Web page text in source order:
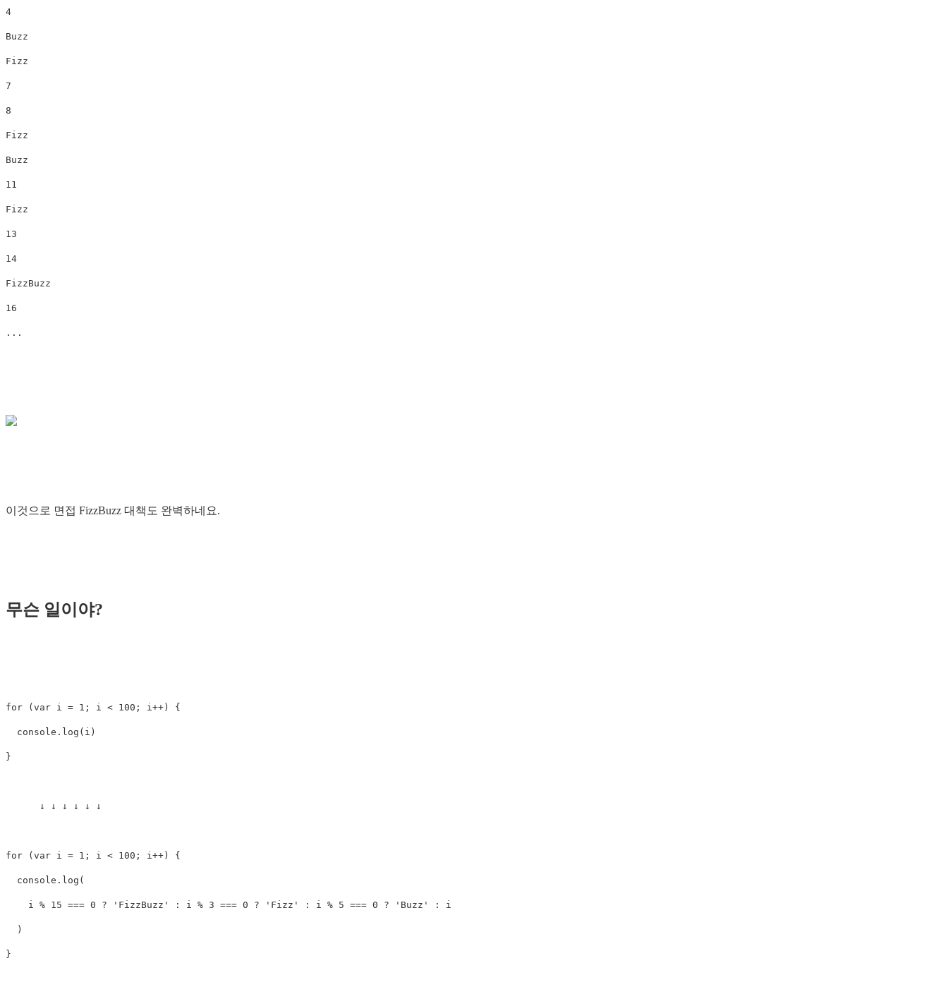
4
Buzz
Fizz
7
8
Fizz
Buzz
11
Fizz
13
14
FizzBuzz
16
이것으로 면접 FizzBuzz 대책도 완벽하네요.
무슨 일이야?
for ( var i = 1 ; i < 100 ; i ++ ) {
console . log ( i )
}
↓ ↓ ↓ ↓ ↓ ↓
for ( var i = 1 ; i < 100 ; i ++ ) {
console . log (
i % 15 === 0 ? ' FizzBuzz ' : i % 3 === 0 ? ' Fizz ' : i % 5 === 0 ? ' Buzz ' : i
)
}